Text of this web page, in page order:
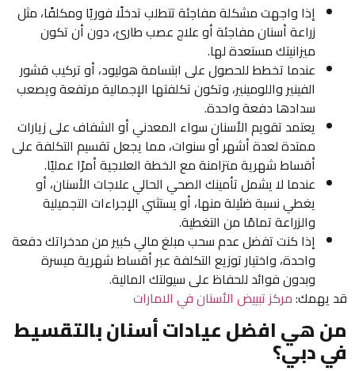
إذا واجهت مشكلة مفاجئة تتطلب تدخلًا فوريًا ومكلفًا، مثل
زراعة أسنان مفاجئة أو علاج عصب طارئ، دون أن تكون
ميزانيتك مستعدة لها.
عندما تخطط للحصول على ابتسامة هوليود، أو تركيب قشور
الفينير واللومينير، وتكون تكلفتها الإجمالية مرتفعة ويصعب
سدادها دفعة واحدة.
يعتمد تقويم الأسنان سواء المعدني أو الشفاف على زيارات
ممتدة لعدة أشهر أو سنوات، مما يجعل تقسيم التكلفة على
أقساط شهرية متزامنة مع الخطة العلاجية أمرًا عمليًا.
عندما لا يشمل تأمينك الصحي الحالي علاجات الأسنان، أو
يغطي نسبة ضئيلة منها، أو يستثني الإجراءات التجميلية
والزراعة تمامًا من التغطية.
إذا كنت تفضل عدم سحب مبلغ مالي كبير من مدخراتك دفعة
واحدة، واختيار توزيع التكلفة عبر أقساط شهرية ميسرة
وبدون فوائد للحفاظ على سيولتك المالية.
قد يهمك:مركز تبييض الأسنان في الامارات
من هي افضل عيادات أسنان بالتقسيط
في دبي؟